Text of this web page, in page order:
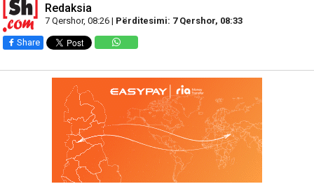
Redaksia
7 Qershor, 08:26 | Përditesimi: 7 Qershor, 08:33
Share